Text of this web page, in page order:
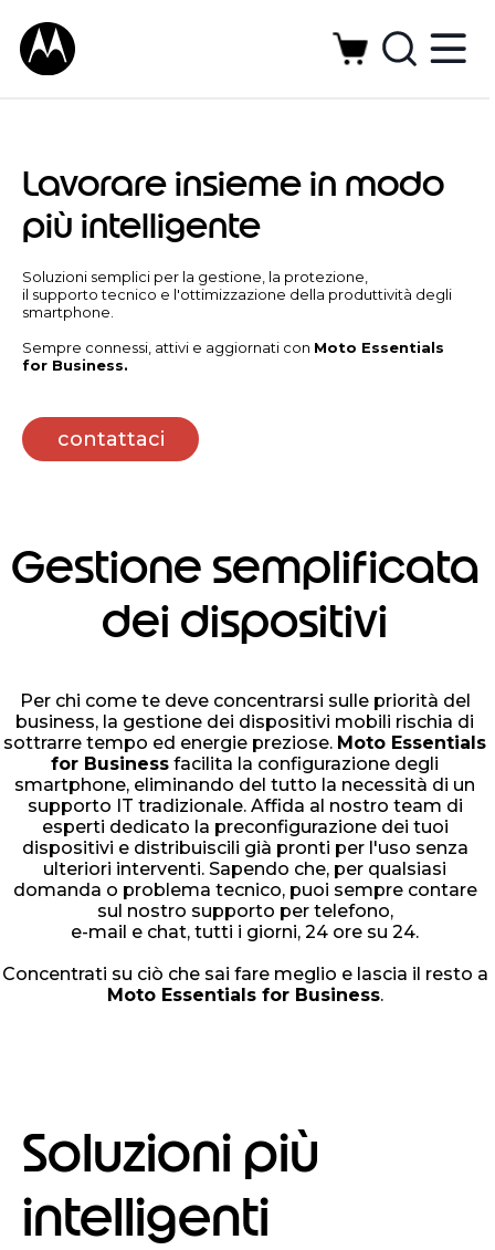
Lavorare insieme in modo
più intelligente
Soluzioni semplici per la gestione, la protezione,
il supporto tecnico e l'ottimizzazione della produttività degli
smartphone.
Sempre connessi, attivi e aggiornati con Moto Essentials
for Business.
contattaci
Gestione semplificata
dei dispositivi
Per chi come te deve concentrarsi sulle priorità del
business, la gestione dei dispositivi mobili rischia di
sottrarre tempo ed energie preziose. Moto Essentials
for Business facilita la configurazione degli
smartphone, eliminando del tutto la necessità di un
supporto IT tradizionale. Affida al nostro team di
esperti dedicato la preconfigurazione dei tuoi
dispositivi e distribuiscili già pronti per l'uso senza
ulteriori interventi. Sapendo che, per qualsiasi
domanda o problema tecnico, puoi sempre contare
sul nostro supporto per telefono,
e-mail e chat, tutti i giorni, 24 ore su 24.
Concentrati su ciò che sai fare meglio e lascia il resto a
Moto Essentials for Business.
Soluzioni più
intelligenti